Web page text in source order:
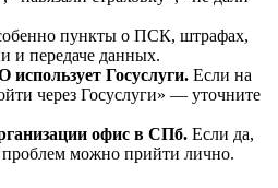
пункты о ПСК, штрафах,
и передаче данных.
Госуслуги. Если на
через Госуслуги» — уточните
офис в СПб. Если да,
можно прийти лично.